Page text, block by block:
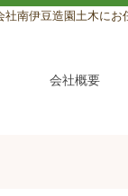
南伊豆造園土木にお
会社概要